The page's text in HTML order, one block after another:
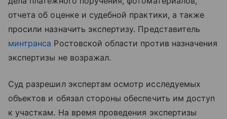
отчета об оценке и судебной практики, а также
просили назначить экспертизу. Представитель
минтранса Ростовской области против назначения
экспертизы не возражал.
Суд разрешил экспертам осмотр исследуемых
объектов и обязал стороны обеспечить им доступ
к участкам. На время проведения экспертизы